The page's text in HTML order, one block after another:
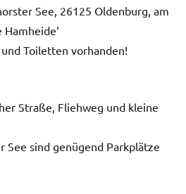
See, 26125 Oldenburg, am
Hamheide‘
und Toiletten vorhanden!
Straße, Fliehweg und kleine
See sind genügend Parkplätze